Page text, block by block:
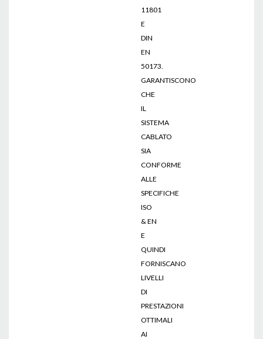
11801
E
DIN
EN
50173.
GARANTISCONO
CHE
IL
SISTEMA
CABLATO
SIA
CONFORME
ALLE
SPECIFICHE
ISO
& EN
E
QUINDI
FORNISCANO
LIVELLI
DI
PRESTAZIONI
OTTIMALI
AI